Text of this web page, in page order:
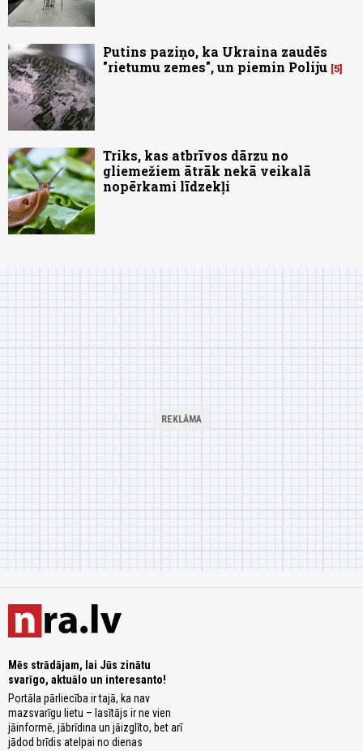
Putins paziņo, ka Ukraina zaudēs
"rietumu zemes", un piemin Poliju 5
Triks, kas atbrīvos dārzu no
gliemežiem ātrāk nekā veikalā
nopērkami līdzekļi
Mēs strādājam, lai Jūs zinātu
svarīgo, aktuālo un interesanto!
Portāla pārliecība ir tajā, ka nav
mazsvarīgu lietu – lasītājs ir ne vien
jāinformē, jābrīdina un jāizglīto, bet arī
jādod brīdis atelpai no dienas